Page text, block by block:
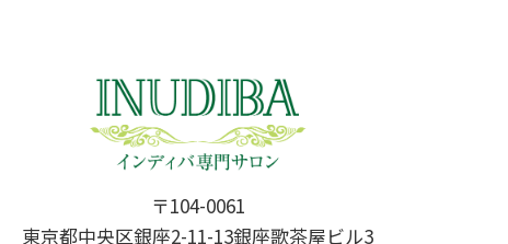
〒104-0061
東京都中央区銀座2-11-13銀座歌茶屋ビル3